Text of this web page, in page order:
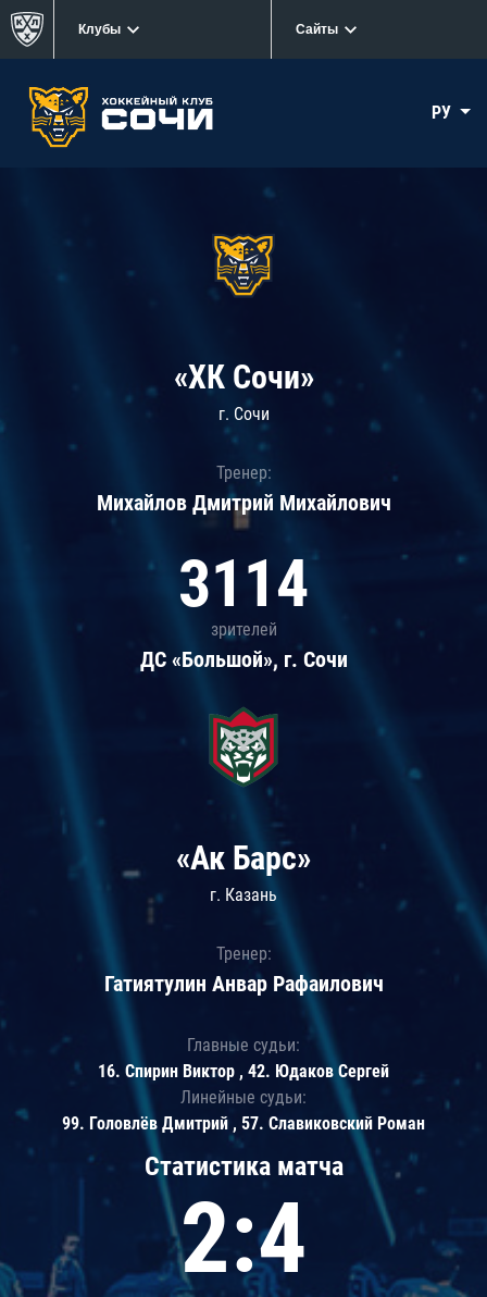
Клубы Сайты
РУ
«ХК Сочи»
г. Сочи
Тренер:
Михайлов Дмитрий Михайлович
3114
зрителей
ДС «Большой», г. Сочи
Статистика матча
2:4
«Ак Барс»
г. Казань
Тренер:
Гатиятулин Анвар Рафаилович
Главные судьи:
16. Спирин Виктор , 42. Юдаков Сергей
Линейные судьи:
99. Головлёв Дмитрий , 57. Славиковский Роман